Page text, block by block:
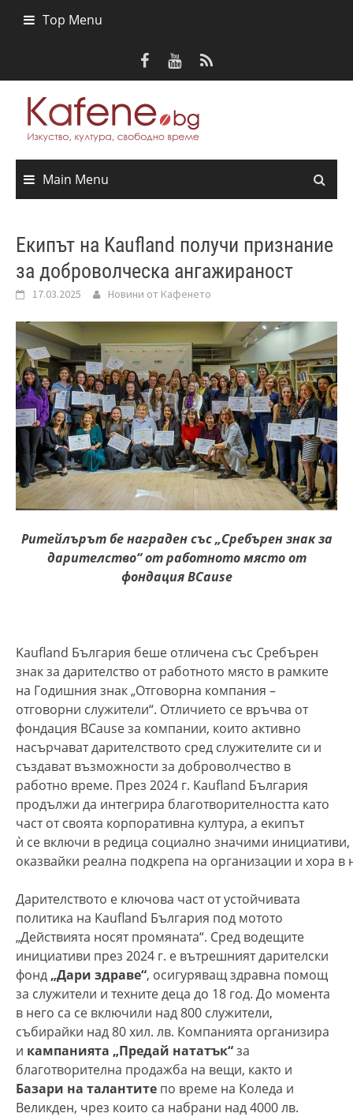
Top Menu
Main Menu
Екипът на Kaufland получи признание
за доброволческа ангажираност
17.03.2025 Новини от Кафенето
Ритейлърът бе награден със „Сребърен знак за
дарителство“ от работното място от
фондацияBCause
Kaufland България беше отличена със Сребърен
знак за дарителство от работното място в рамките
на Годишния знак „Отговорна компания –
отговорни служители“. Отличието се връчва от
фондация BCause за компании, които активно
насърчават дарителството сред служителите си и
създават възможности за доброволчество в
работно време. През 2024 г. Kaufland България
продължи да интегрира благотворителността като
част от своята корпоративна култура, а екипът
ѝ се включи в редица социално значими инициативи,
оказвайки реална подкрепа на организации и хора в
Дарителството е ключова част от устойчивата
политика на Kaufland България под мотото
„Действията носят промяната“. Сред водещите
инициативи през 2024 г. е вътрешният дарителски
фонд „Дари здраве“, осигуряващ здравна помощ
за служители и техните деца до 18 год. До момента
в него са се включили над 800 служители,
събирайки над 80 хил. лв. Компанията организира
и кампанията „Предай нататък“за
благотворителна продажба на вещи, както и
Базари на талантите по време на Коледа и
Великден, чрез които са набрани над 4000 лв.